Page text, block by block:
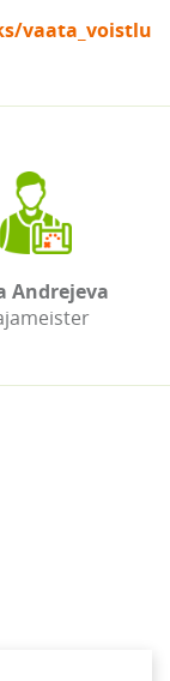
vaata_voistlu
Andrejeva